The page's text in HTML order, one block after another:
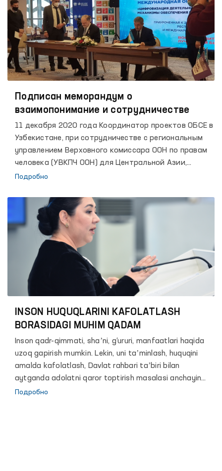
Подписан меморандум о
взаимопонимание и сотрудничестве
11 декабря 2020 года Координатор проектов ОБСЕ в
Узбекистане, при сотрудничестве с региональным
управлением Верховного комиссара ООН по правам
человека (УВКПЧ ООН) для Центральной Азии,
представительством ООН в Узбекистане, Бюро ОБСЕ
(ОБСЕ / БДИПЧ), Фондом демократии ООН, ПРООН и
представительством Международной тюремной
реформы, выступил со-организатором онлайн-
конференции: «Цифровизация деятельности
Омбудсмена: инновационные механизмы обеспечения
и защиты прав и свобод человека», приуроченной к
25-летию института Уполномоченного
Представителя Олий Мажлиса Республики
Подробно
INSON HUQUQLARINI KAFOLATLASH
BORASIDAGI MUHIM QADAM
Inson qadr-qimmati, shaʼni, g‘ururi, manfaatlari haqida
uzoq gapirish mumkin. Lekin, uni taʼminlash, huquqini
amalda kafolatlash, Davlat rahbari taʼbiri bilan
aytganda adolatni qaror toptirish masalasi anchayin
murakkab va zalvorli vazifa. Chunki, hech bir davlat shu
Подробно